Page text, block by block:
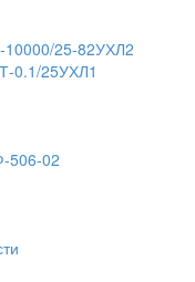
25-82УХЛ2
0.1/25УХЛ1
506-02